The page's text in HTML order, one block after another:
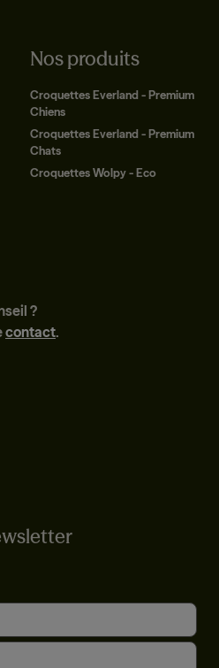
Nos produits
Croquettes Everland - Premium
Chiens
Croquettes Everland - Premium
Chats
Croquettes Wolpy - Eco
?
contact.